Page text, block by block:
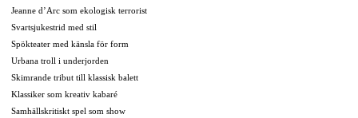
Jeanne d’Arc som ekologisk terrorist
Svartsjukestrid med stil
Spökteater med känsla för form
Urbana troll i underjorden
Skimrande tribut till klassisk balett
Klassiker som kreativ kabaré
Samhällskritiskt spel som show